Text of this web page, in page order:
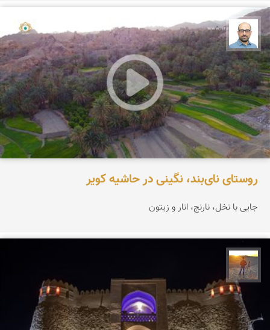
بابک ارجمندی
روستای نای‌بند، نگینی در حاشیه کویر
جایی با نخل، نارنج، انار و زیتون